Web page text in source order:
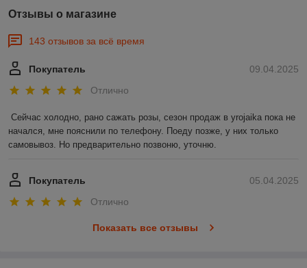
Отзывы о магазине
143 отзывов за всё время
09.04.2025
Покупатель
Отлично
Сейчас холодно, рано сажать розы, сезон продаж в yrojaika пока не
начался, мне пояснили по телефону. Поеду позже, у них только
самовывоз. Но предварительно позвоню, уточню.
05.04.2025
Покупатель
Отлично
Показать все отзывы